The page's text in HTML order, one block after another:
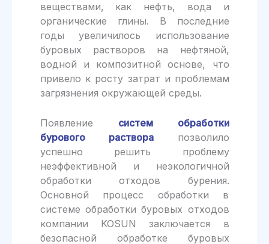
веществами, как нефть, вода и
органические глины. В последние
годы увеличилось использование
буровых растворов на нефтяной,
водной и композитной основе, что
привело к росту затрат и проблемам
загрязнения окружающей среды.
Появление систем обработки
бурового растворапозволило
успешно решить проблему
неэффективной и неэкологичной
обработки отходов бурения.
Основной процесс обработки в
системе обработки буровых отходов
компании KOSUN заключается в
безопасной обработке буровых